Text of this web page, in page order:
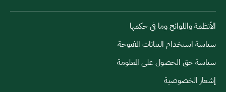
الأنظمة واللوائح وما في حكمها
سياسة استخدام البيانات المفتوحة
سياسة حق الحصول على المعلومة
إشعار الخصوصية